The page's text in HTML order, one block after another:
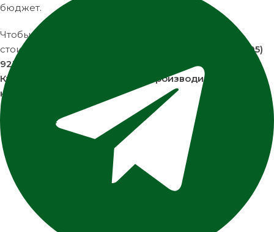
бюджет.
Чтобы получить консультацию или рассчитать
стоимость кухни, позвоните нам по телефону
+7 (495)
921-66-84
Кухни Люкс — ваш надёжный производитель кухонь
на заказ в Москве.
Подробнее